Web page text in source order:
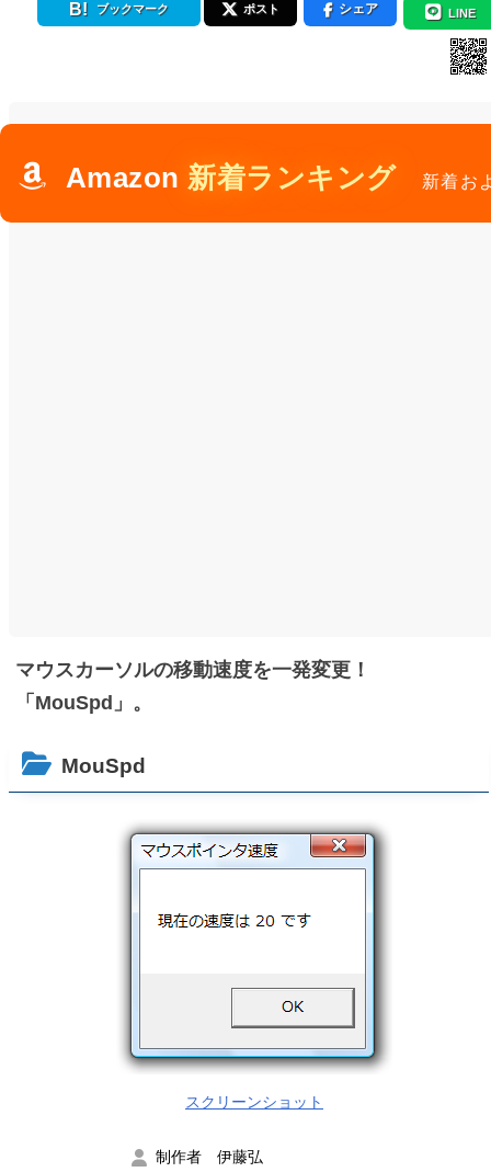
ブックマーク ポスト シェア LINE
Amazon 新着ランキング 新着お
マウスカーソルの移動速度を一発変更！
「MouSpd」。
MouSpd
スクリーンショット
制作者 伊藤弘